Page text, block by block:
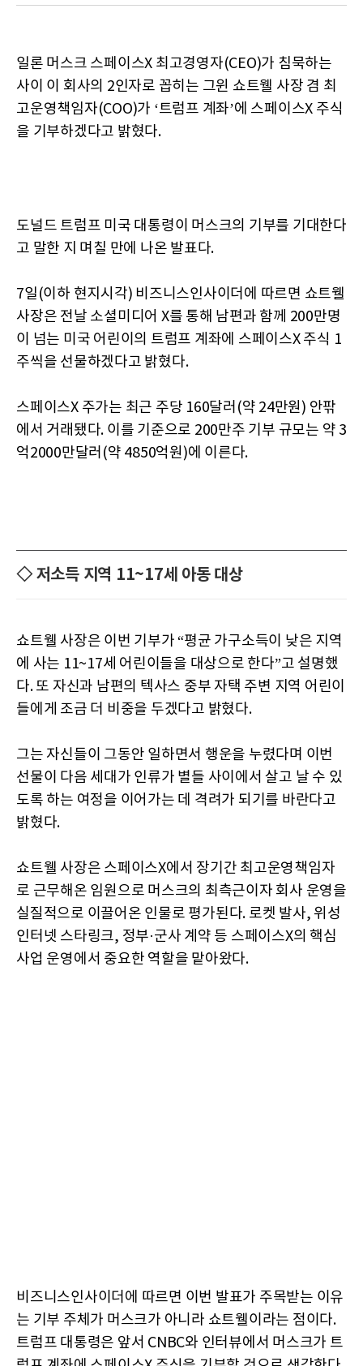
일론 머스크 스페이스X 최고경영자(CEO)가 침묵하는
사이 이 회사의 2인자로 꼽히는 그윈 쇼트웰 사장 겸 최
고운영책임자(COO)가 ‘트럼프 계좌’에 스페이스X 주식
을 기부하겠다고 밝혔다.
도널드 트럼프 미국 대통령이 머스크의 기부를 기대한다
고 말한 지 며칠 만에 나온 발표다.
7일(이하 현지시각) 비즈니스인사이더에 따르면 쇼트웰
사장은 전날 소셜미디어 X를 통해 남편과 함께 200만명
이 넘는 미국 어린이의 트럼프 계좌에 스페이스X 주식 1
주씩을 선물하겠다고 밝혔다.
스페이스X 주가는 최근 주당 160달러(약 24만원) 안팎
에서 거래됐다. 이를 기준으로 200만주 기부 규모는 약 3
억2000만달러(약 4850억원)에 이른다.
◇ 저소득 지역 11~17세 아동 대상
쇼트웰 사장은 이번 기부가 “평균 가구소득이 낮은 지역
에 사는 11~17세 어린이들을 대상으로 한다”고 설명했
다. 또 자신과 남편의 텍사스 중부 자택 주변 지역 어린이
들에게 조금 더 비중을 두겠다고 밝혔다.
그는 자신들이 그동안 일하면서 행운을 누렸다며 이번
선물이 다음 세대가 인류가 별들 사이에서 살고 날 수 있
도록 하는 여정을 이어가는 데 격려가 되기를 바란다고
밝혔다.
쇼트웰 사장은 스페이스X에서 장기간 최고운영책임자
로 근무해온 임원으로 머스크의 최측근이자 회사 운영을
실질적으로 이끌어온 인물로 평가된다. 로켓 발사, 위성
인터넷 스타링크, 정부·군사 계약 등 스페이스X의 핵심
사업 운영에서 중요한 역할을 맡아왔다.
비즈니스인사이더에 따르면 이번 발표가 주목받는 이유
는 기부 주체가 머스크가 아니라 쇼트웰이라는 점이다.
트럼프 대통령은 앞서 CNBC와 인터뷰에서 머스크가 트